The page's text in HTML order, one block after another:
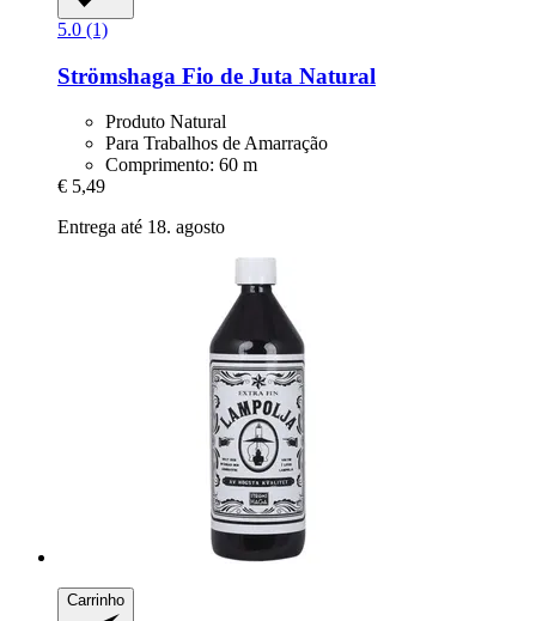
5.0 (1)
Strömshaga Fio de Juta Natural
Produto Natural
Para Trabalhos de Amarração
Comprimento: 60 m
€ 5,49
Entrega até 18. agosto
Carrinho